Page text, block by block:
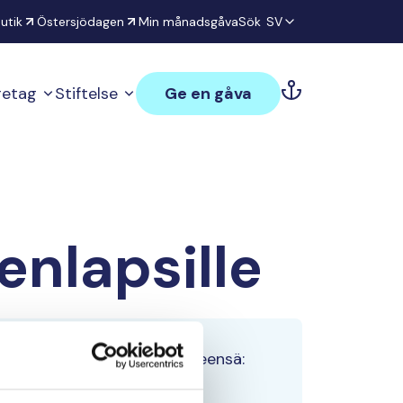
Östersjödagen Min månadsgåvaSök SV
Stiftelse Ge en gåva
Tiimin lahjoitukset yhteensä:
0 €